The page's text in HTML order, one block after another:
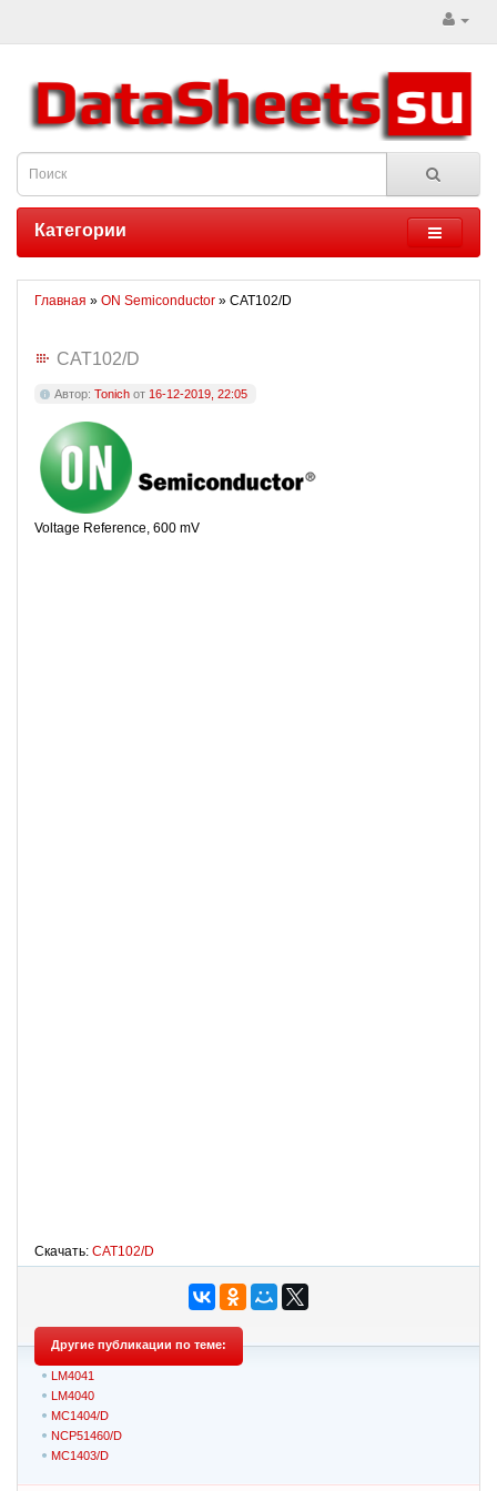
Категории
Главная » ON Semiconductor » CAT102/D
CAT102/D
Автор: Tonich от 16-12-2019, 22:05
Voltage Reference, 600 mV
Скачать: CAT102/D
Другие публикации по теме:
LM4041
LM4040
MC1404/D
NCP51460/D
MC1403/D